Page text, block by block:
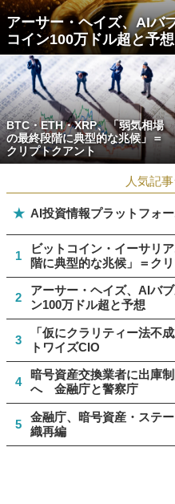
アーサー・ヘイズ、AIバ
コイン100万ドル超と予想
BTC・ETH・XRP、「弱気相場
の最終段階に典型的な兆候」＝
クリプトクアント
人気記
★ AI投資情報プラットフォ
1
ビットコイン・イーサリ
階に典型的な兆候」＝ク
2
アーサー・ヘイズ、AIバ
ン100万ドル超と予想
3
「仮にクラリティー法不
トワイズCIO
4
暗号資産交換業者に出庫
へ 金融庁と警察庁
5
金融庁、暗号資産・ステ
織再編